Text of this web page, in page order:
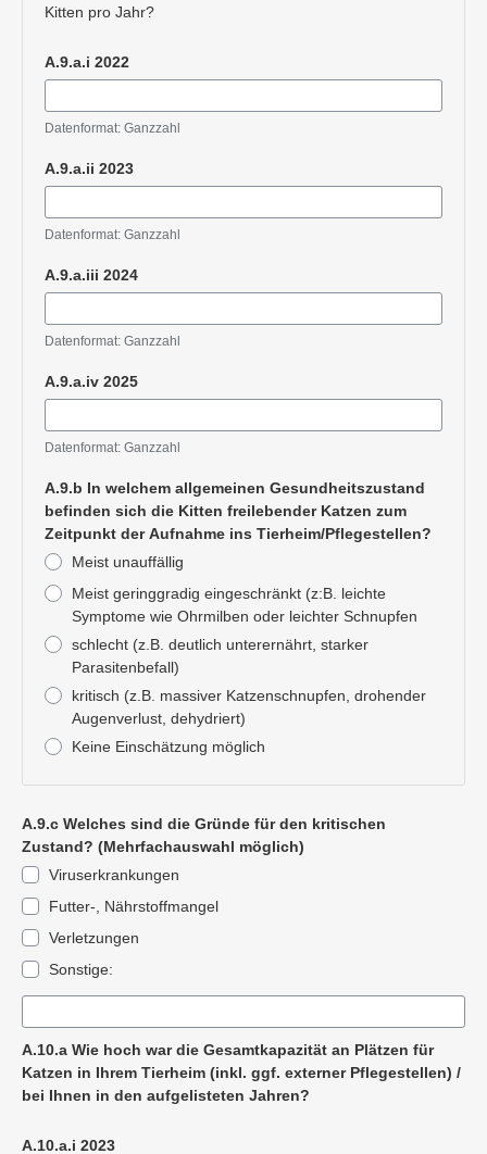
Kitten pro Jahr?
A.9.a.i 2022
Datenformat: Ganzzahl
A.9.a.ii 2023
Datenformat: Ganzzahl
A.9.a.iii 2024
Datenformat: Ganzzahl
A.9.a.iv 2025
Datenformat: Ganzzahl
A.9.b In welchem allgemeinen Gesundheitszustand
befinden sich die Kitten freilebender Katzen zum
Zeitpunkt der Aufnahme ins Tierheim/Pflegestellen?
Meist unauffällig
Meist geringgradig eingeschränkt (z:B. leichte
Symptome wie Ohrmilben oder leichter Schnupfen
schlecht (z.B. deutlich unterernährt, starker
Parasitenbefall)
kritisch (z.B. massiver Katzenschnupfen, drohender
Augenverlust, dehydriert)
Keine Einschätzung möglich
A.9.c Welches sind die Gründe für den kritischen
Zustand? (Mehrfachauswahl möglich)
Viruserkrankungen
Futter-, Nährstoffmangel
Verletzungen
Sonstige:
A.10.a Wie hoch war die Gesamtkapazität an Plätzen für
Katzen in Ihrem Tierheim (inkl. ggf. externer Pflegestellen) /
bei Ihnen in den aufgelisteten Jahren?
A.10.a.i 2023